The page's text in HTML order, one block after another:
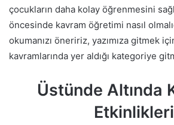
çocukların daha kolay öğrenmesini
öncesinde kavram öğretimi nasıl
okumanızı öneririz, yazımıza gitmek
kavramlarında yer aldığı kategoriye
Üstünde Altında
Etkinlikleri